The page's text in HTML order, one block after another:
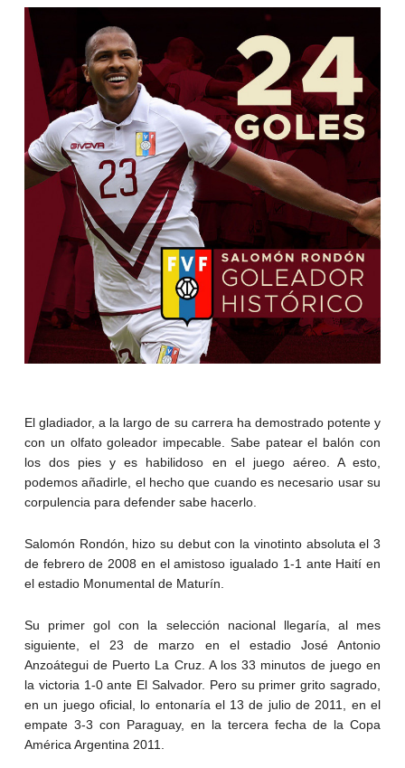
El gladiador, a la largo de su carrera ha demostrado potente y
con un olfato goleador impecable. Sabe patear el balón con
los dos pies y es habilidoso en el juego aéreo. A esto,
podemos añadirle, el hecho que cuando es necesario usar su
corpulencia para defender sabe hacerlo.
Salomón Rondón, hizo su debut con la vinotinto absoluta el 3
de febrero de 2008 en el amistoso igualado 1-1 ante Haití en
el estadio Monumental de Maturín.
Su primer gol con la selección nacional llegaría, al mes
siguiente, el 23 de marzo en el estadio José Antonio
Anzoátegui de Puerto La Cruz. A los 33 minutos de juego en
la victoria 1-0 ante El Salvador. Pero su primer grito sagrado,
en un juego oficial, lo entonaría el 13 de julio de 2011, en el
empate 3-3 con Paraguay, en la tercera fecha de la Copa
América Argentina 2011.